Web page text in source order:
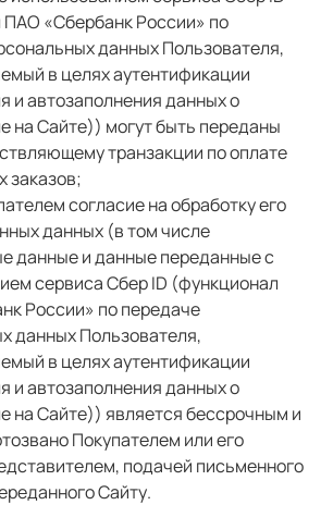
«Сбербанк России» по
данных Пользователя,
в целях аутентификации
и автозаполнения данных о
на Сайте)) могут быть переданы
транзакции по оплате
заказов;
согласие на обработку его
данных (в том числе
данные и данные переданные с
сервиса Сбер ID (функционал
России» по передаче
данных Пользователя,
в целях аутентификации
и автозаполнения данных о
на Сайте)) является бессрочным и
Покупателем или его
подачей письменного
Сайту.